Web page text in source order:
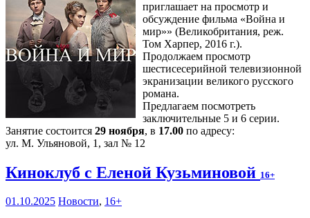
приглашает на просмотр и
обсуждение фильма «Война и
мир»» (Великобритания, реж.
Том Харпер, 2016 г.).
Продолжаем просмотр
шестисесерийной телевизионной
экранизации великого русского
романа.
Предлагаем посмотреть
заключительные 5 и 6 серии.
Занятие состоится 29 ноября, в 17.00 по адресу:
ул. М. Ульяновой, 1, зал № 12
Киноклуб с Еленой Кузьминовой 16+
01.10.2025 Новости, 16+